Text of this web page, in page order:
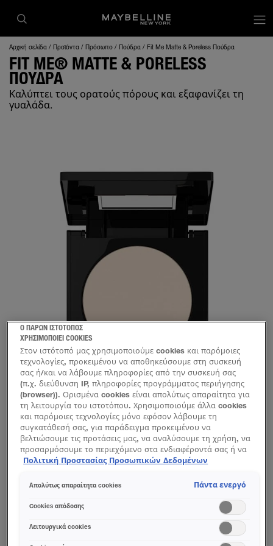
Αρχική σελίδα Προϊόντα Πρόσωπο Πούδρα Fit Me Matte & Poreless Πούδρα
FIT ME® MATTE & PORELESS
ΠΟΥΔΡΑ
Καλύπτει τους ορατούς πόρους και εξαφανίζει τη
γυαλάδα.
ΔΟΚΙΜΑΣΕ ΤΟ
Ο ΠΑΡΩΝ ΙΣΤΟΤΟΠΟΣ
ΧΡΗΣΙΜΟΠΟΙΕΙ COOKIES
Στον ιστότοπό μας χρησιμοποιούμε cookies και παρόμοιες
τεχνολογίες, προκειμένου να αποθηκεύσουμε στη συσκευή
σας ή/και να λάβουμε πληροφορίες από την συσκευή σας
(π.χ. διεύθυνση IP, πληροφορίες προγράμματος περιήγησης
(browser)). Ορισμένα cookies είναι απολύτως απαραίτητα για
τη λειτουργία του ιστοτόπου. Χρησιμοποιούμε άλλα cookies
και παρόμοιες τεχνολογίες μόνο εφόσον λάβουμε τη
συγκατάθεσή σας, για παράδειγμα προκειμένου να
βελτιώσουμε τις προτάσεις μας, να αναλύσουμε τη χρήση, να
προσαρμόσουμε το περιεχόμενο στα ενδιαφέροντά σας ή να
αναγνωρίσουμε τον browser/ τη συσκευή σας για τη
δείχνουμε σχετικό διαφημιστικό περιεχόμενο σε άλλες
οποία δεν είναι απαραίτητα («Αποδοχή όλων»), να τα
απορρίψετε («Απόρριψη όλων») ή να ρυθμίσετε και να
αποθηκεύσετε τις επιλογές σας («Αποθήκευση επιλογών»).
Μπορείτε επίσης, ανά πάσα στιγμή, να ελέγξετε και να
Πολιτική Προστασίας Προσωπικών Δεδομένων
Απολύτως απαραίτητα cookies Πάντα ενεργό
Cookies απόδοσης
Λειτουργικά cookies